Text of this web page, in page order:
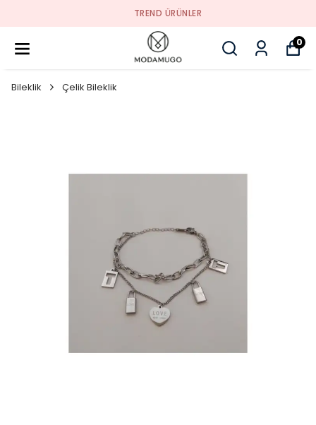
TREND ÜRÜNLER
0
Bileklik Çelik Bileklik